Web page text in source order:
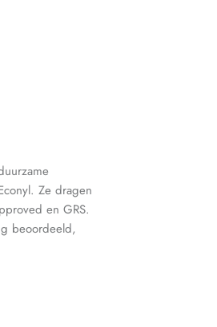
Ze dragen
en GRS.
beoordeeld,